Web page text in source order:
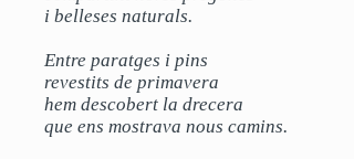
i belleses naturals.
Entre paratges i pins
revestits de primavera
hem descobert la drecera
que ens mostrava nous camins.